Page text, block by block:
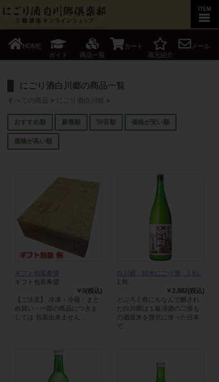
HOME
ガイド
商品一覧
カート
蔵元紹介
メール
にごり酒白川郷の商品一覧
すべての商品 > にごり酒白川郷 >
おすすめ順 新着順 50音順 価格が安い順
価格が高い順
ギフト包装希望
ギフト包装希望
￥0(税込)
【ご注意】 冷凍・冷蔵・まと
め買い・一部の商品につきま
しては 包装出来ません…
白川郷 純米にごり酒 1.8Ｌ
1.8L
￥2,882(税込)
どぶろく祭にちなんで醸され
た白川郷は１級清酒の二倍も
の酒造米を贅沢に使った日本
で…